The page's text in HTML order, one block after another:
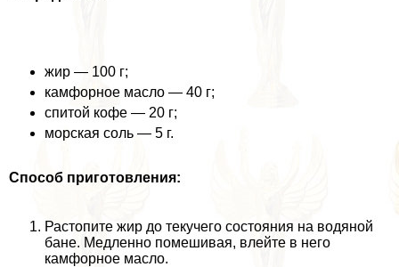
жир — 100 г;
камфорное масло — 40 г;
спитой кофе — 20 г;
морская соль — 5 г.
Способ приготовления:
Растопите жир до текучего состояния на водяной
бане. Медленно помешивая, влейте в него
камфорное масло.